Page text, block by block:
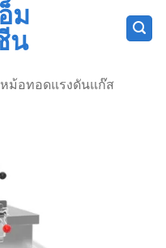
หม้อทอดแรงดันแก๊ส